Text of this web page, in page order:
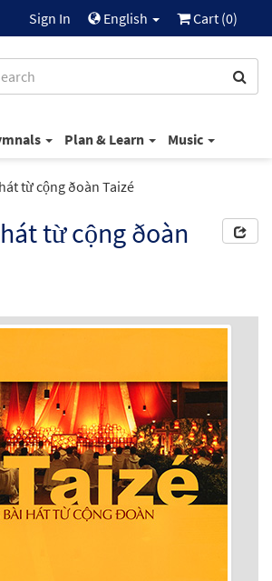
Sign In English Cart (0)
Plan & Learn Music
từ cộng ðoàn Taizé
từ cộng ðoàn